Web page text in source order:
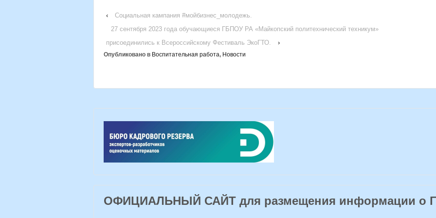
‹
Социальная кампания #мойбизнес_молодежь.
27 сентября 2023 года обучающиеся ГБПОУ РА «Майкопский политехнический техникум»
присоединились к Всероссийскому Фестиваль ЭкоГТО.
›
Опубликовано в Воспитательная работа, Новости
ОФИЦИАЛЬНЫЙ САЙТ для размещения информации о